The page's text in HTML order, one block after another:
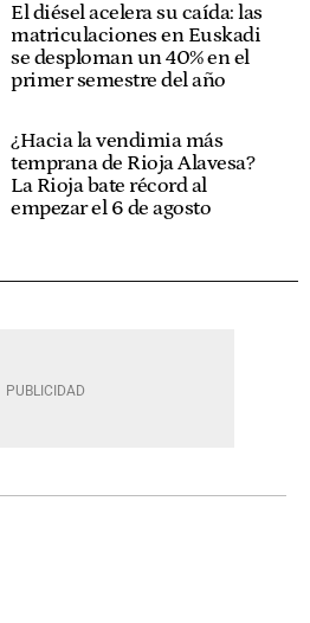
El diésel acelera su caída: las
matriculaciones en Euskadi
se desploman un 40% en el
primer semestre del año
¿Hacia la vendimia más
temprana de Rioja Alavesa?
La Rioja bate récord al
empezar el 6 de agosto